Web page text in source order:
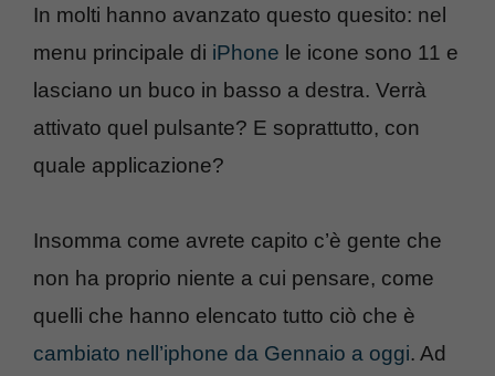
In molti hanno avanzato questo quesito: nel
menu principale di iPhone le icone sono 11 e
lasciano un buco in basso a destra. Verrà
attivato quel pulsante? E soprattutto, con
quale applicazione?
Insomma come avrete capito c’è gente che
non ha proprio niente a cui pensare, come
quelli che hanno elencato tutto ciò che è
cambiato nell’iphone da Gennaio a oggi. Ad